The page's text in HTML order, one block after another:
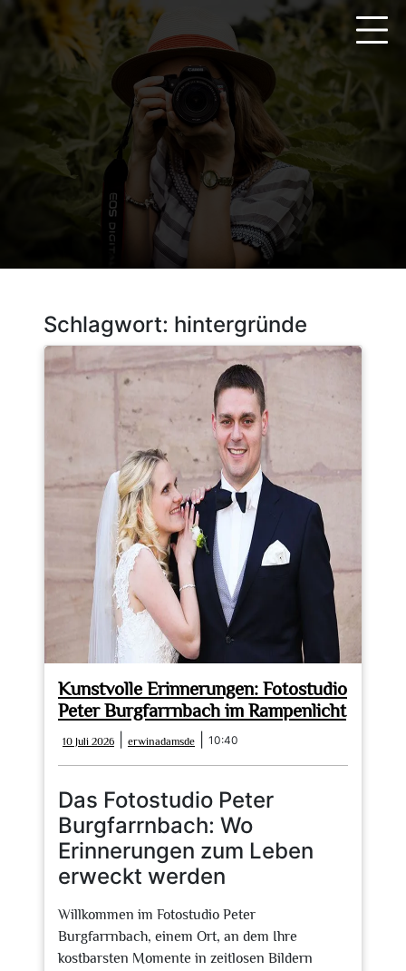
springen
Schlagwort: hintergründe
Kunstvolle Erinnerungen: Fotostudio
Peter Burgfarrnbach im Rampenlicht
10 Juli 2026
Juli
2026
erwinadamsde erwinadamsde
10:40
Das Fotostudio Peter
Burgfarrnbach: Wo
Erinnerungen zum Leben
erweckt werden
Willkommen im Fotostudio Peter
Burgfarrnbach, einem Ort, an dem Ihre
kostbarsten Momente in zeitlosen Bildern